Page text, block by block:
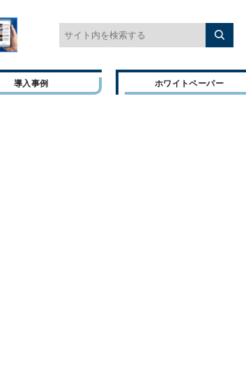
導入事例 ホワイトペーパー